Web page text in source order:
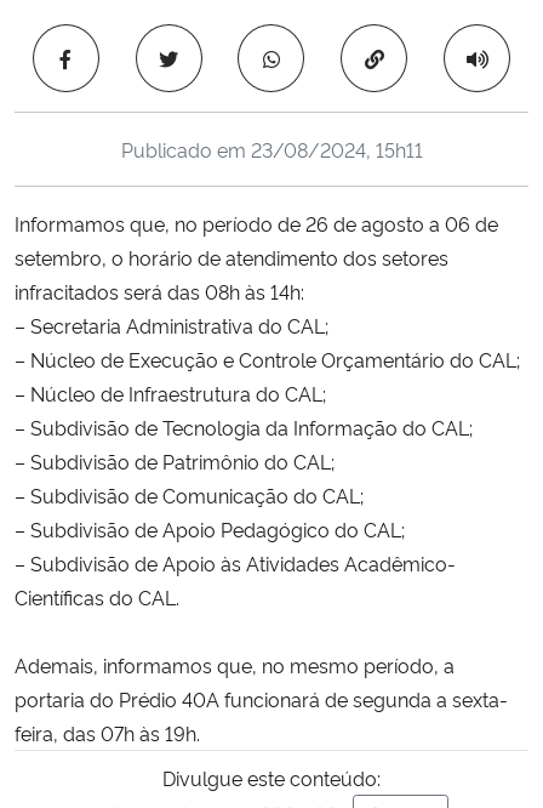
Ministério da Educação
Ministério de Minas e Energia
Ministério da Ciência, Tecnologia, Inovações e Comunicações
Ministério do Meio Ambiente
Ministério do Turismo
Ministério do Desenvolvimento Regional
Controladoria-Geral da União
Secretaria de Governo
Copiar para área
Publicado em 23/08/2024, 15h11
Informamos que, no período de 26 de agosto a 06 de
setembro, o horário de atendimento dos setores
infracitados será das 08h às 14h:
– Secretaria Administrativa do CAL;
– Núcleo de Execução e Controle Orçamentário do CAL;
– Núcleo de Infraestrutura do CAL;
– Subdivisão de Tecnologia da Informação do CAL;
– Subdivisão de Patrimônio do CAL;
– Subdivisão de Comunicação do CAL;
– Subdivisão de Apoio Pedagógico do CAL;
– Subdivisão de Apoio às Atividades Acadêmico-
Científicas do CAL.
Ademais, informamos que, no mesmo período, a
portaria do Prédio 40A funcionará de segunda a sexta-
feira, das 07h às 19h.
Divulgue este conteúdo: